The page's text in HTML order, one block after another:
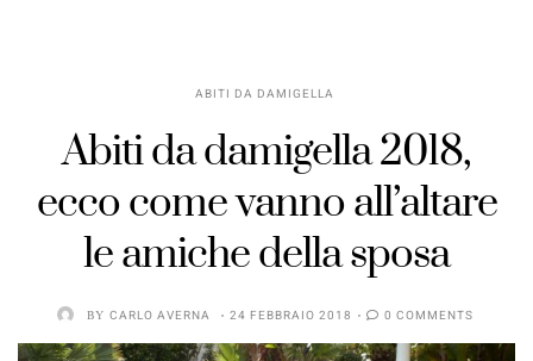
ABITI DA DAMIGELLA
Abiti da damigella 2018,
ecco come vanno all’altare
le amiche della sposa
BY CARLO AVERNA 24 FEBBRAIO 2018 0 COMMENTS